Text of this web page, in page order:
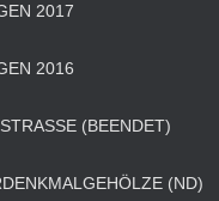
2017
2016
(BEENDET)
(ND)